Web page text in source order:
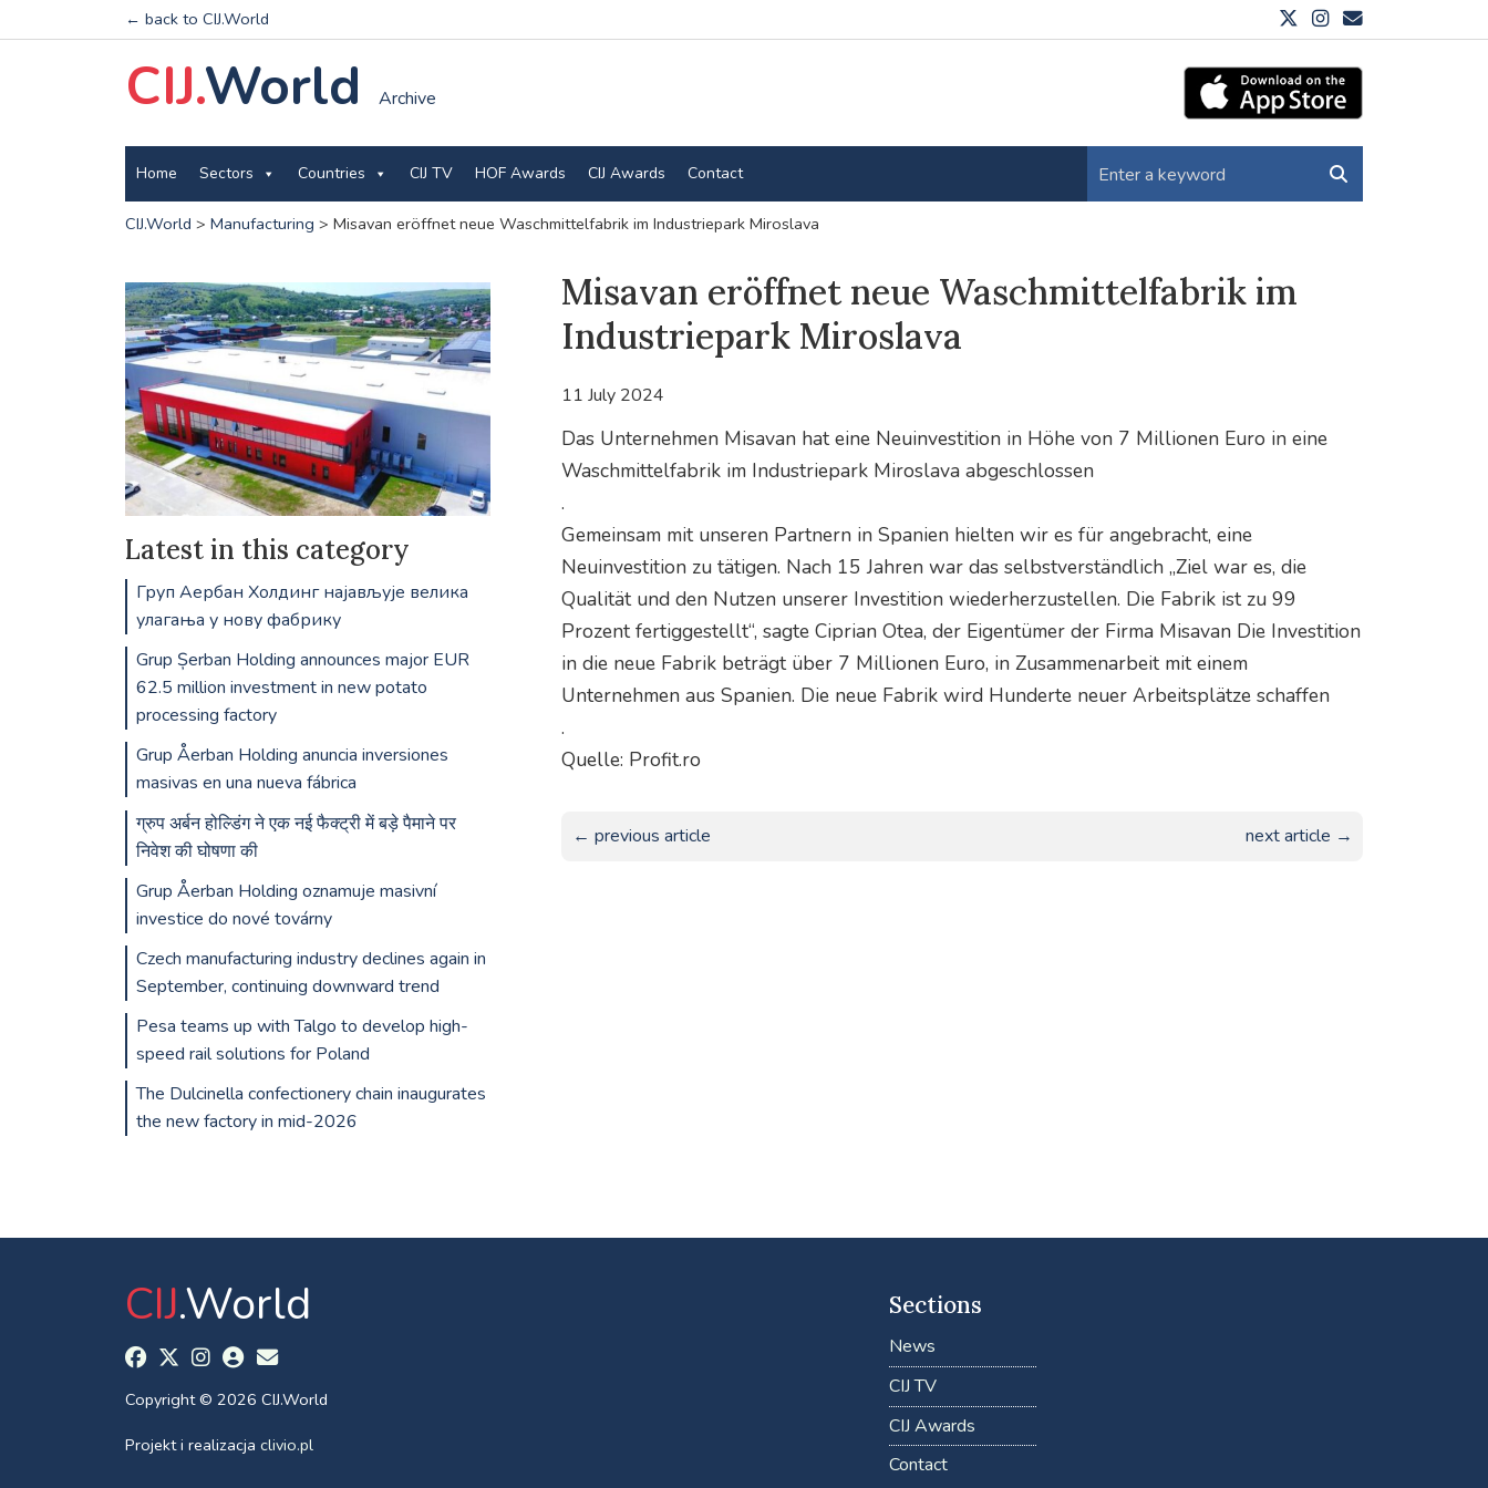
← back to CIJ.World
CIJ.World Archive
Home Sectors Countries CIJ TV HOF Awards CIJ Awards Contact
CIJ.World > Manufacturing > Misavan eröffnet neue Waschmittelfabrik im Industriepark Miroslava
Misavan eröffnet neue Waschmittelfabrik im
Industriepark Miroslava
11 July 2024
Das Unternehmen Misavan hat eine Neuinvestition in Höhe von 7 Millionen Euro in eine
Waschmittelfabrik im Industriepark Miroslava abgeschlossen
.
Gemeinsam mit unseren Partnern in Spanien hielten wir es für angebracht, eine
Neuinvestition zu tätigen. Nach 15 Jahren war das selbstverständlich „Ziel war es, die
Qualität und den Nutzen unserer Investition wiederherzustellen. Die Fabrik ist zu 99
Prozent fertiggestellt“, sagte Ciprian Otea, der Eigentümer der Firma Misavan Die Investition
in die neue Fabrik beträgt über 7 Millionen Euro, in Zusammenarbeit mit einem
Unternehmen aus Spanien. Die neue Fabrik wird Hunderte neuer Arbeitsplätze schaffen
.
Quelle: Profit.ro
← previous article next article →
Latest in this category
Груп Аербан Холдинг најављује велика
улагања у нову фабрику
Grup Șerban Holding announces major EUR
62.5 million investment in new potato
processing factory
Grup Åerban Holding anuncia inversiones
masivas en una nueva fábrica
ग्रुप अर्बन होल्डिंग ने एक नई फैक्ट्री में बड़े पैमाने पर
निवेश की घोषणा की
Grup Åerban Holding oznamuje masivní
investice do nové továrny
Czech manufacturing industry declines again in
September, continuing downward trend
Pesa teams up with Talgo to develop high-
speed rail solutions for Poland
The Dulcinella confectionery chain inaugurates
the new factory in mid-2026
CIJ.World
Copyright © 2026 CIJ.World
Projekt i realizacja clivio.pl
Sections
News
CIJ TV
CIJ Awards
Contact